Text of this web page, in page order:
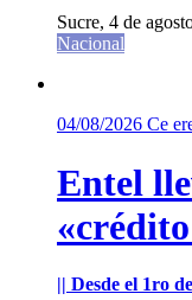
Sucre, 4 de
Nacional
04/08/2026 Ce
Entel
|| Desde el 1ro